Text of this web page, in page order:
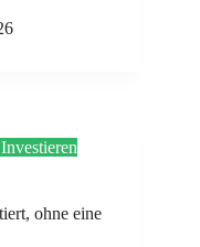
Investieren
ohne eine